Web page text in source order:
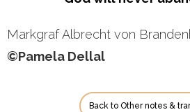
Markgraf Albrecht von
©Pamela Dellal
Back to Other notes &